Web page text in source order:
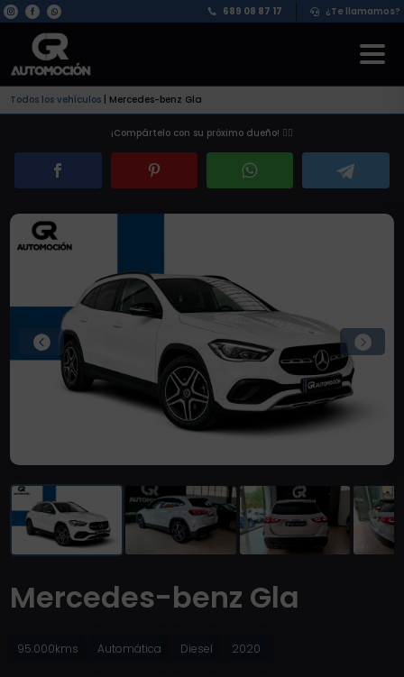
 689 08 87 17  ¿Te llamamos?
Todos los vehículos Mercedes-benz Gla
¡Compártelo con su próximo dueño! 👇🏽
 
Mercedes-benz Gla
95.000kms Automática Diesel 2020